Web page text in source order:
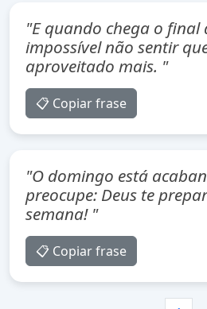
"E quando chega o
impossível não sentir
aproveitado mais. "
📋 Copiar frase
"O domingo está
preocupe: Deus te
semana! "
📋 Copiar frase